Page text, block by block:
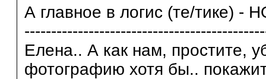
А главное в логис (те/тике) -
Елена.. А как нам, простите,
фотографию хотя бы..